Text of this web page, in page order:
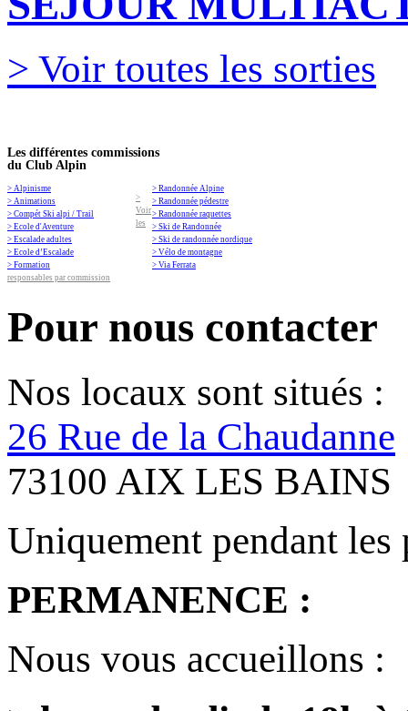
> Voir toutes les sorties
Les différentes commissions
du Club Alpin
> Alpinisme
> Animations
> Compét Ski alpi / Trail
> Ecole d'Aventure
> Escalade adultes
> Ecole d’Escalade
> Formation
> Randonnée Alpine
> Randonnée pédestre
> Randonnée raquettes
> Ski de Randonnée
> Ski de randonnée nordique
> Vélo de montagne
> Via Ferrata
>
Voir
les
responsables par commission
Pour nous contacter
Nos locaux sont situés :
26 Rue de la Chaudanne
73100 AIX LES BAINS
Uniquement pendant les
PERMANENCE :
Nous vous accueillons :